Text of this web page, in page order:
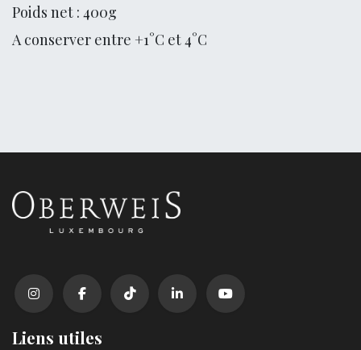
Poids net : 400g
A conserver entre +1°C et 4°C
Liens utiles